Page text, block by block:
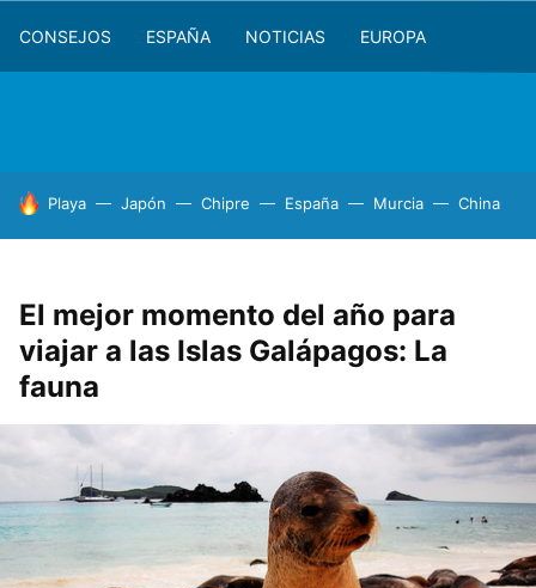
CONSEJOS ESPAÑA NOTICIAS EUROPA
HOY SE HABLA DE
Playa Japón Chipre España Murcia China
El mejor momento del año para
viajar a las Islas Galápagos: La
fauna